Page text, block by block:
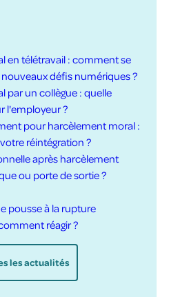
en télétravail : comment se
défis numériques ?
par un collègue : quelle
l'employeur ?
pour harcèlement moral :
réintégration ?
après harcèlement
ou porte de sortie ?
pousse à la rupture
réagir ?
les actualités